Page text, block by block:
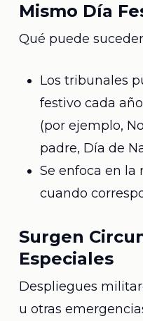
Mismo Día
Qué puede
Los tribunales
festivo cada
(por ejemplo,
padre, Día de
Se enfoca en la
cuando
Surgen
Especiales
Despliegues
u otras